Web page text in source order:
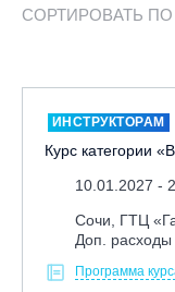
ЛЕКТОР
СОРТИРОВАТЬ ПО
ИНСТРУКТОРАМ
Курс категории
10.01.2027 -
Сочи, ГТЦ
Доп. расходы
Программа